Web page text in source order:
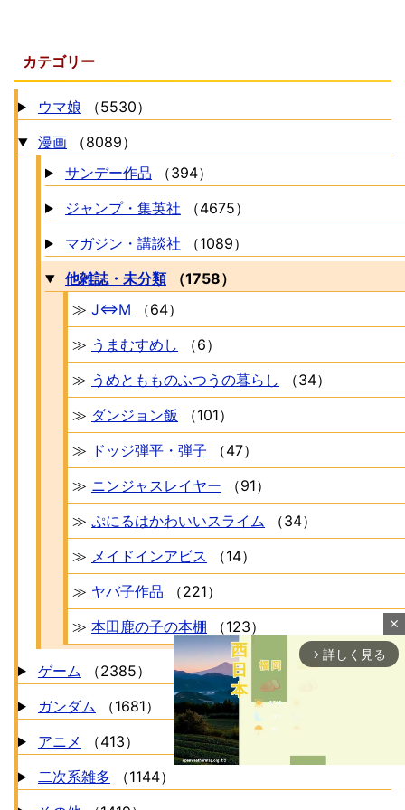
カテゴリー
ウマ娘
（5530）
漫画
（8089）
サンデー作品
（394）
ジャンプ・集英社
（4675）
マガジン・講談社
（1089）
他雑誌・未分類
（1758）
≫ J⇔M
（64）
≫ うまむすめし
（6）
≫ うめともものふつうの暮らし
（34）
≫ ダンジョン飯
（101）
≫ ドッジ弾平・弾子
（47）
≫ ニンジャスレイヤー
（91）
≫ ぷにるはかわいいスライム
（34）
≫ メイドインアビス
（14）
≫ ヤバ子作品
（221）
≫ 本田鹿の子の本棚 （123）
ゲーム
（2385）
ガンダム
（1681）
アニメ
（413）
二次系雑多
（1144）
close
arrow_forward_ios 詳しく見る